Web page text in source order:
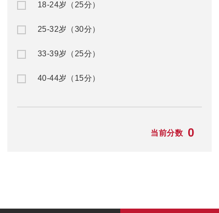
18-24岁（25分）
25-32岁（30分）
33-39岁（25分）
40-44岁（15分）
当前分数 0